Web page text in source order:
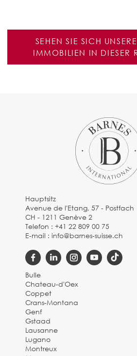
SEHEN SIE SICH
IMMOBILIEN IN DIESER
Hauptsitz
Avenue de l'Etang, 57 - Postfach
CH - 1211 Genève 2
Telefon :+41 22 809 00 75
E-mail :info@barnes-suisse.ch
Bulle
Chateau-d'Oex
Coppet
Crans-Montana
Genf
Gstaad
Lausanne
Lugano
Montreux